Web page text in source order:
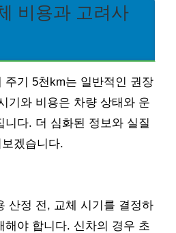
비용과 고려사
주기 5천km는 일반적인 권장
기와 비용은 차량 상태와 운
니다. 더 심화된 정보와 실질
겠습니다.
산정 전, 교체 시기를 결정하
해야 합니다. 신차의 경우 초